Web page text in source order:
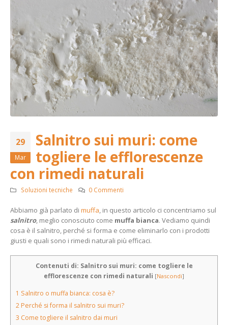
29
Mar
Salnitro sui muri: come
togliere le efflorescenze
con rimedi naturali
Soluzioni tecniche 0 Commenti
Abbiamo già parlato di muffa, in questo articolo ci concentriamo sul
salnitro, meglio conosciuto come muffa bianca. Vediamo quindi
cosa è il salnitro, perché si forma e come eliminarlo con i prodotti
giusti e quali sono i rimedi naturali più efficaci.
Contenuti di: Salnitro sui muri: come togliere le
efflorescenze con rimedi naturali [Nascondi]
1 Salnitro o muffa bianca: cosa è?
2 Perché si forma il salnitro sui muri?
3 Come togliere il salnitro dai muri